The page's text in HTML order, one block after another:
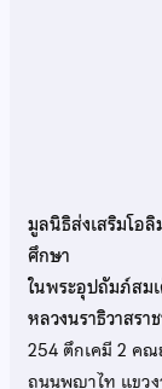
มูลนิธิส่งเสริมโอ
ศึกษา
ในพระอุปถัมภ์สม
หลวงนราธิวาสร
254 ตึกเคมี 2 ค
ถนนพญาไท แขวง